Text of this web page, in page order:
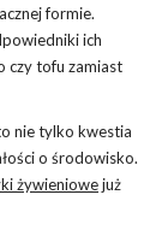
formie.
ich
czy tofu zamiast
nie tylko kwestia
o środowisko.
żywieniowejuż